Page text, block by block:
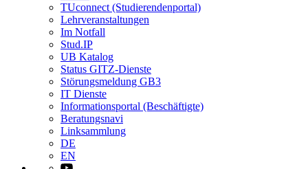
TUconnect (Studierendenportal)
Lehrveranstaltungen
Im Notfall
Stud.IP
UB Katalog
Status GITZ-Dienste
Störungsmeldung GB3
IT Dienste
Informationsportal (Beschäftigte)
Beratungsnavi
Linksammlung
DE
EN